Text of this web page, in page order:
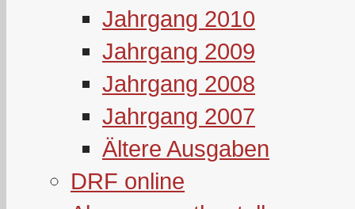
Jahrgang 2010
Jahrgang 2009
Jahrgang 2008
Jahrgang 2007
Ältere Ausgaben
DRF online